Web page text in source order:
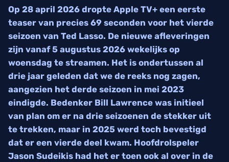
Op 28 april 2026 dropte Apple TV+ een eerste
teaser van precies 69 seconden voor het vierde
seizoen van Ted Lasso. De nieuwe afleveringen
zijn vanaf 5 augustus 2026 wekelijks op
woensdag te streamen. Het is ondertussen al
drie jaar geleden dat we de reeks nog zagen,
aangezien het derde seizoen in mei 2023
eindigde. Bedenker Bill Lawrence was initieel
van plan om er na drie seizoenen de stekker uit
te trekken, maar in 2025 werd toch bevestigd
dat er een vierde deel kwam. Hoofdrolspeler
Jason Sudeikis had het er toen ook al over in de